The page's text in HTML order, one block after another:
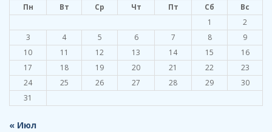
Пн Вт Ср Чт Пт Сб
Вс
1
2
3
4 5 6 7 8
9
10
11 12 13 14 15
16
17
18 19 20 21 22
23
24
25 26 27 28 29
30
31
« Июл